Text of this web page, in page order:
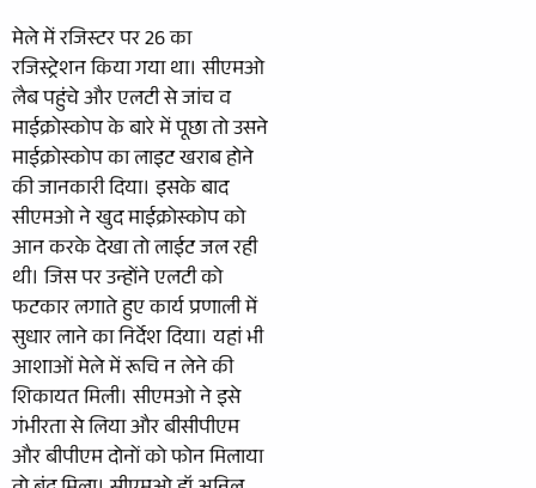
मेले में रजिस्टर पर 26 का
रजिस्ट्रेशन किया गया था। सीएमओ
लैब पहुंचे और एलटी से जांच व
माईक्रोस्कोप के बारे में पूछा तो उसने
माईक्रोस्कोप का लाइट खराब होने
की जानकारी दिया। इसके बाद
सीएमओ ने खुद माईक्रोस्कोप को
आन करके देखा तो लाईट जल रही
थी। जिस पर उन्होंने एलटी को
फटकार लगाते हुए कार्य प्रणाली में
सुधार लाने का निर्देश दिया। यहां भी
आशाओं मेले में रूचि न लेने की
शिकायत मिली। सीएमओ ने इसे
गंभीरता से लिया और बीसीपीएम
और बीपीएम दोनों को फोन मिलाया